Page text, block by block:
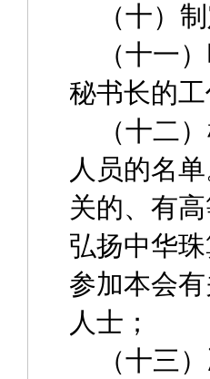
（十）
（十一
秘书长的
（十二
人员的名
关的、有
弘扬中华
参加本会
人士；
（十三